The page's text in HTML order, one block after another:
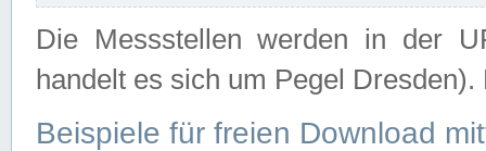
Die Messstellen werden in der
handelt es sich um Pegel
Beispiele für freien Download